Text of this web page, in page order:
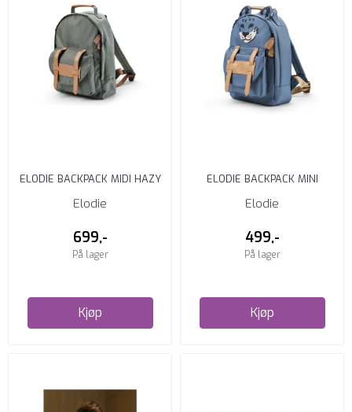
ELODIE BACKPACK MIDI HAZY
JADE
Elodie
699,-
På lager
Kjøp
ELODIE BACKPACK MINI
GARDEN LEO
Elodie
499,-
På lager
Kjøp